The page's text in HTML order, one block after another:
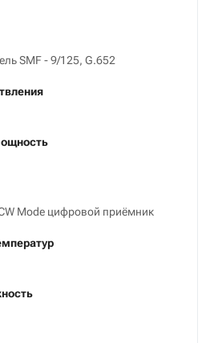
SMF - 9/125, G.652
Mode цифровой приёмник